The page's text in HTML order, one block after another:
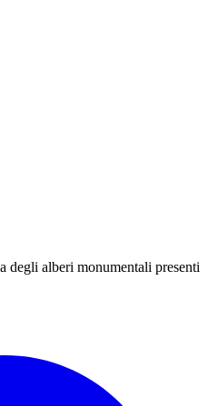
degli alberi monumentali presenti